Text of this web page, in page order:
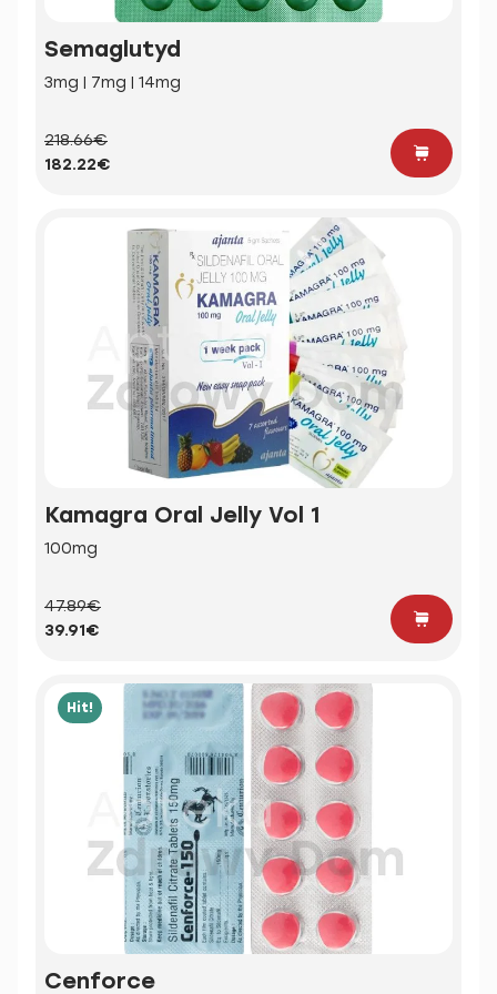
Semaglutyd
3mg | 7mg | 14mg
218.66€
182.22€
Kamagra Oral Jelly Vol 1
100mg
47.89€
39.91€
Hit!
Cenforce